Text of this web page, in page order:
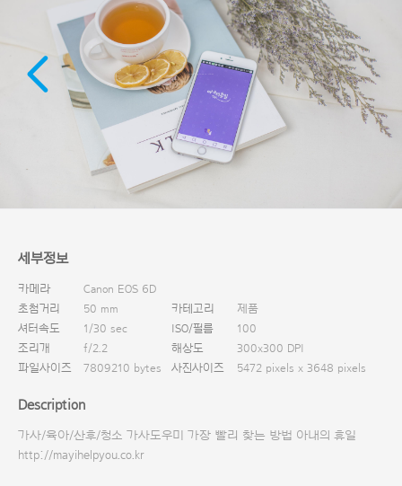
세부정보
카메라
Canon EOS 6D
초첨거리
50 mm 카테고리
제품
셔터속도
1/30 sec ISO/필름
100
조리개
f/2.2 해상도
300x300 DPI
파일사이즈
7809210 bytes 사진사이즈 5472 pixels x 3648 pixels
Description
가사/육아/산후/청소 가사도우미 가장 빨리 찾는 방법 아내의 휴일
http://mayihelpyou.co.kr